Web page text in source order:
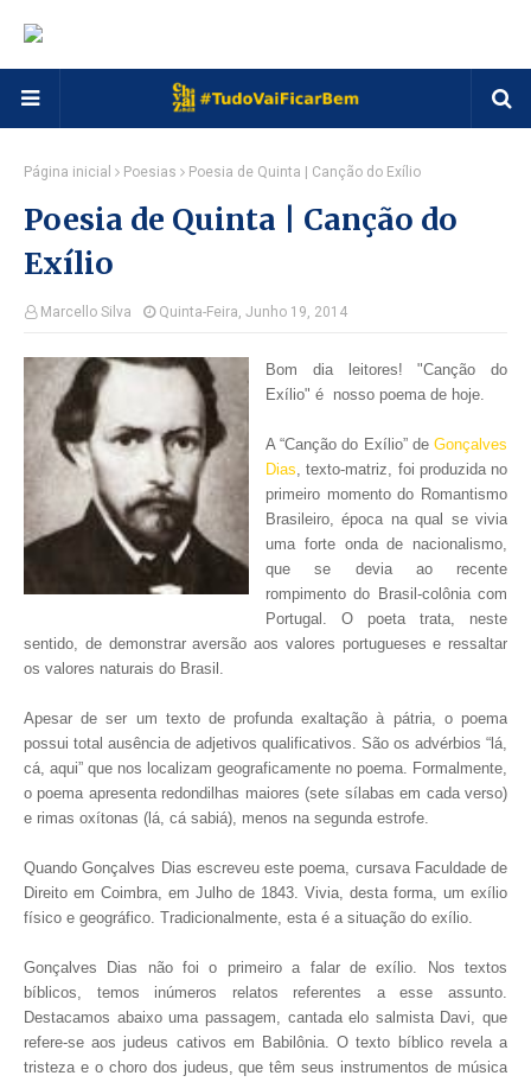
Página inicial Poesias Poesia de Quinta | Canção do Exílio
Poesia de Quinta | Canção do
Exílio
Marcello Silva Quinta-Feira, Junho 19, 2014
Bom dia leitores! "Canção do
Exílio" é nosso poema de hoje.
A “Canção do Exílio” de Gonçalves
Dias, texto-matriz, foi produzida no
primeiro momento do Romantismo
Brasileiro, época na qual se vivia
uma forte onda de nacionalismo,
que se devia ao recente
rompimento do Brasil-colônia com
Portugal. O poeta trata, neste
sentido, de demonstrar aversão aos valores portugueses e ressaltar
os valores naturais do Brasil.
Apesar de ser um texto de profunda exaltação à pátria, o poema
possui total ausência de adjetivos qualificativos. São os advérbios “lá,
cá, aqui” que nos localizam geograficamente no poema. Formalmente,
o poema apresenta redondilhas maiores (sete sílabas em cada verso)
e rimas oxítonas (lá, cá sabiá), menos na segunda estrofe.
Quando Gonçalves Dias escreveu este poema, cursava Faculdade de
Direito em Coimbra, em Julho de 1843. Vivia, desta forma, um exílio
físico e geográfico. Tradicionalmente, esta é a situação do exílio.
Gonçalves Dias não foi o primeiro a falar de exílio. Nos textos
bíblicos, temos inúmeros relatos referentes a esse assunto.
Destacamos abaixo uma passagem, cantada elo salmista Davi, que
refere-se aos judeus cativos em Babilônia. O texto bíblico revela a
tristeza e o choro dos judeus, que têm seus instrumentos de música